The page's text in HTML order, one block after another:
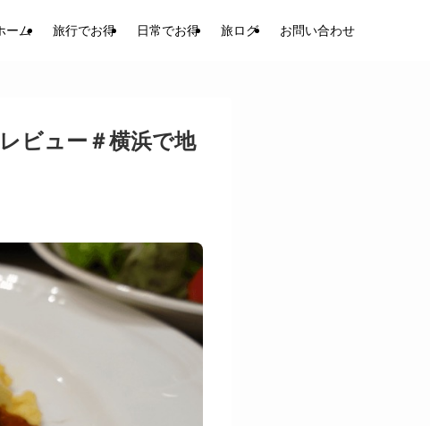
ーム 旅行でお得 日常でお得 旅ログ お問い合わせ
ビュー＃横浜で地